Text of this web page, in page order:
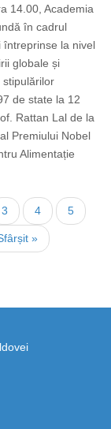
14.00, Academia
în cadrul
întreprinse la nivel
globale și
de state la 12
Rattan Lal de la
Premiului Nobel
Alimentație
Страница
3 Страница
4 5
»